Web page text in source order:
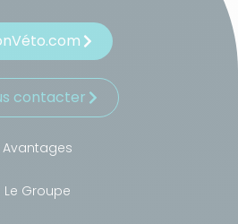
contacter
Avantages
Le Groupe